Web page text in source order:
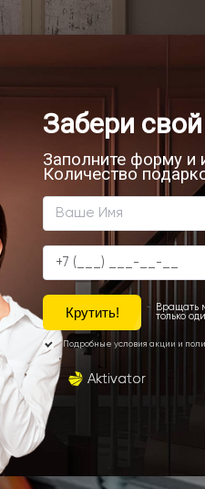
от конструкции
Дополнительно
элементами.